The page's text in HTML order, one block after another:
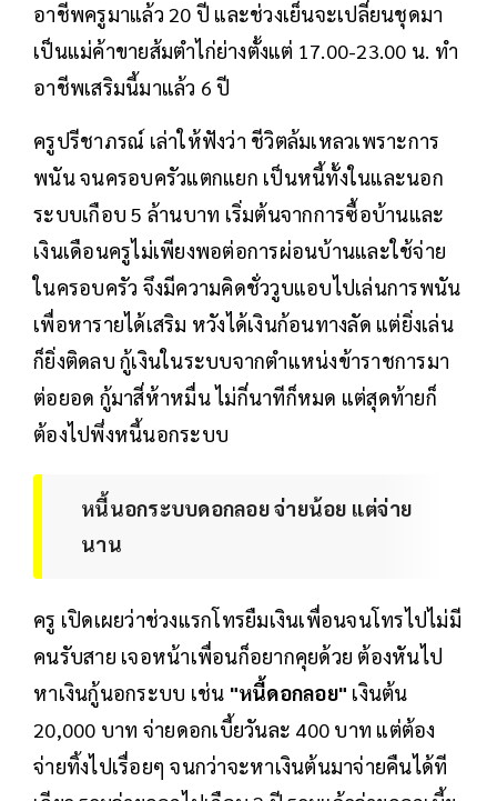
อาชีพครูมาแล้ว 20 ปี และช่วงเย็นจะเปลี่ยนชุดมา
เป็นแม่ค้าขายส้มตำไก่ย่างตั้งแต่ 17.00-23.00 น. ทำ
อาชีพเสริมนี้มาแล้ว 6 ปี
ครูปรีชาภรณ์ เล่าให้ฟังว่า ชีวิตล้มเหลวเพราะการ
พนัน จนครอบครัวแตกแยก เป็นหนี้ทั้งในและนอก
ระบบเกือบ 5 ล้านบาท เริ่มต้นจากการซื้อบ้านและ
เงินเดือนครูไม่เพียงพอต่อการผ่อนบ้านและใช้จ่าย
ในครอบครัว จึงมีความคิดชั่ววูบแอบไปเล่นการพนัน
เพื่อหารายได้เสริม หวังได้เงินก้อนทางลัด แต่ยิ่งเล่น
ก็ยิ่งติดลบ กู้เงินในระบบจากตำแหน่งข้าราชการมา
ต่อยอด กู้มาสี่ห้าหมื่น ไม่กี่นาทีก็หมด แต่สุดท้ายก็
ต้องไปพึ่งหนี้นอกระบบ
หนี้นอกระบบดอกลอย จ่ายน้อย แต่จ่าย
นาน
ครู เปิดเผยว่าช่วงแรกโทรยืมเงินเพื่อนจนโทรไปไม่มี
คนรับสาย เจอหน้าเพื่อนก็อยากคุยด้วย ต้องหันไป
หาเงินกู้นอกระบบ เช่น "หนี้ดอกลอย" เงินต้น
20,000 บาท จ่ายดอกเบี้ยวันละ 400 บาท แต่ต้อง
จ่ายทิ้งไปเรื่อยๆ จนกว่าจะหาเงินต้นมาจ่ายคืนได้ที